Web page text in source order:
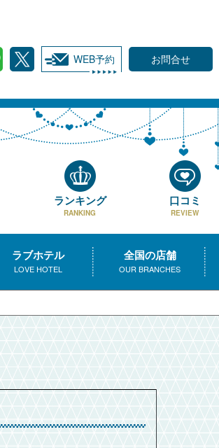
WEB予約 お問合せ
ランキング
RANKING
口コミ
REVIEW
ラブホテル
LOVE HOTEL
全国の店舗
OUR BRANCHES